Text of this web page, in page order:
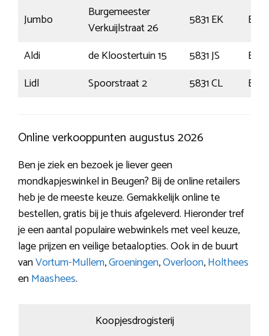
Jumbo
Burgemeester
Verkuijlstraat 26
5831 EK
Aldi
de Kloostertuin 15 5831 JS
Lidl
Spoorstraat 2 5831 CL
Online verkooppunten augustus 2026
Ben je ziek en bezoek je liever geen
mondkapjeswinkel in Beugen? Bij de online retailers
heb je de meeste keuze. Gemakkelijk online te
bestellen, gratis bij je thuis afgeleverd. Hieronder tref
je een aantal populaire webwinkels met veel keuze,
lage prijzen en veilige betaalopties. Ook in de buurt
vanVortum-Mullem,Groeningen,Overloon,Holthees
enMaashees.
Koopjesdrogisterij